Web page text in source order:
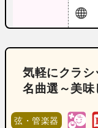
気軽にクラ
名曲選～美味
弦・管楽器